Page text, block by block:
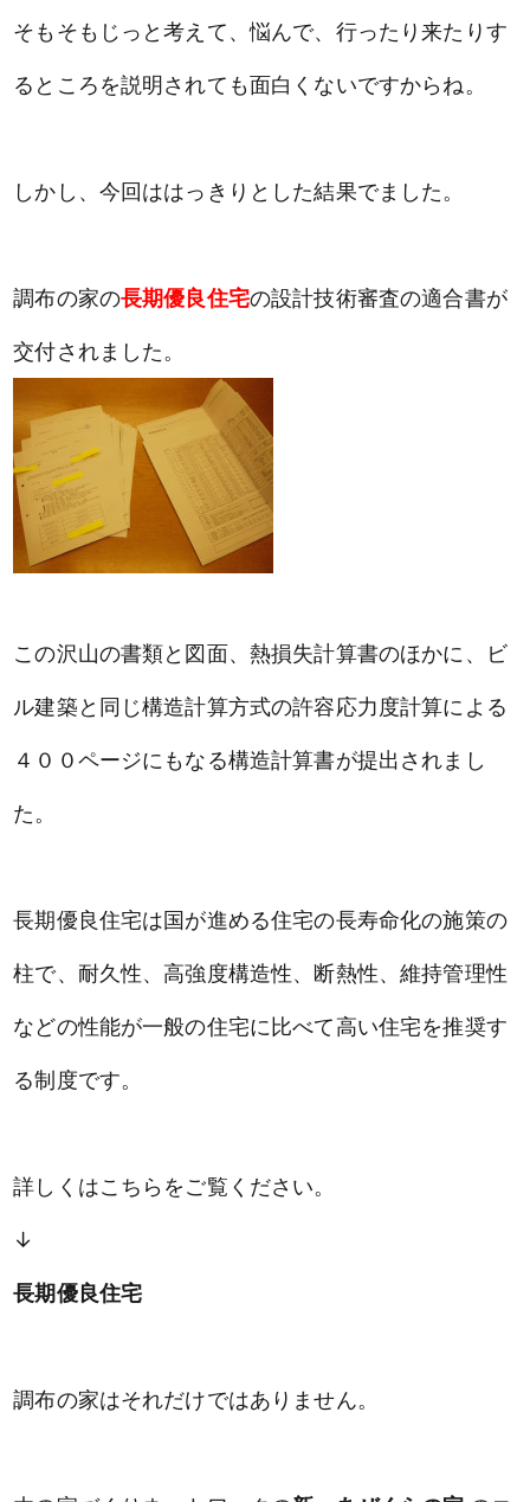
そもそもじっと考えて、悩んで、行ったり来たりす
るところを説明されても面白くないですからね。
しかし、今回ははっきりとした結果でました。
調布の家の長期優良住宅の設計技術審査の適合書が
交付されました。
この沢山の書類と図面、熱損失計算書のほかに、ビ
ル建築と同じ構造計算方式の許容応力度計算による
４００ページにもなる構造計算書が提出されまし
た。
長期優良住宅は国が進める住宅の長寿命化の施策の
柱で、耐久性、高強度構造性、断熱性、維持管理性
などの性能が一般の住宅に比べて高い住宅を推奨す
る制度です。
詳しくはこちらをご覧ください。
↓
長期優良住宅
調布の家はそれだけではありません。